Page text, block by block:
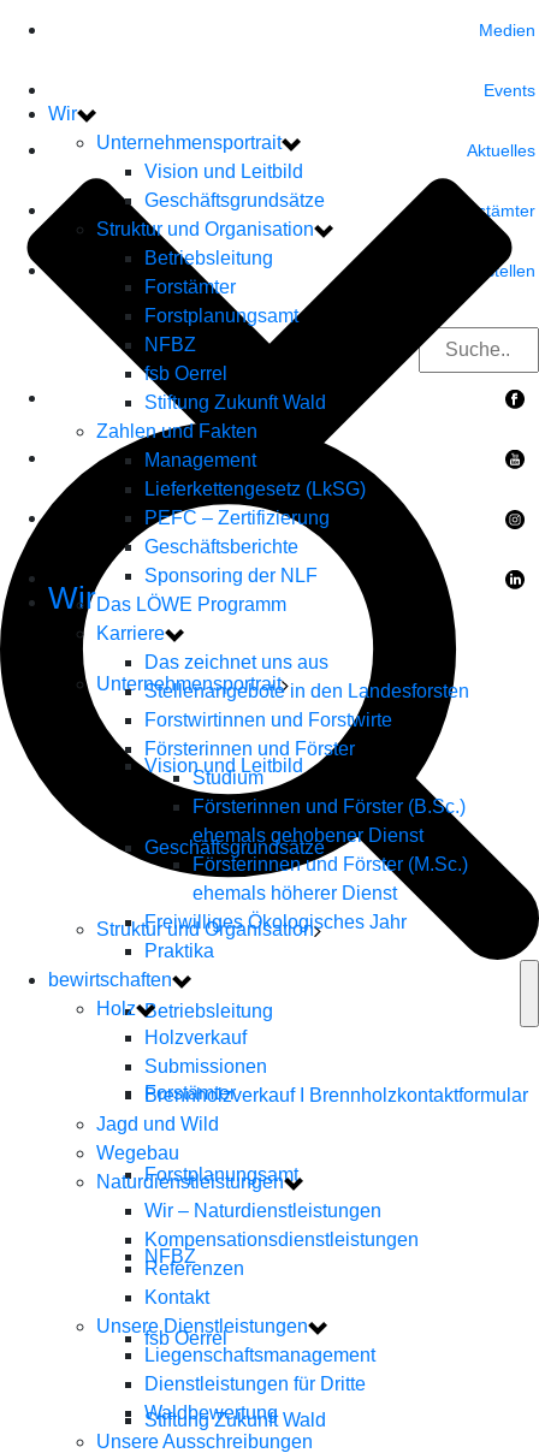
Medien
Events
Aktuelles
Forstämter
Servicestellen
Wir
Unternehmensportrait
Vision und Leitbild
Geschäftsgrundsätze
Struktur und Organisation
Betriebsleitung
Forstämter
Forstplanungsamt
NFBZ
fsb Oerrel
Stiftung Zukunft Wald
Wir
Unternehmensportrait
Vision und Leitbild
Geschäftsgrundsätze
Struktur und Organisation
Betriebsleitung
Forstämter
Forstplanungsamt
NFBZ
fsb Oerrel
Stiftung Zukunft Wald
Zahlen und Fakten
Management
Lieferkettengesetz (LkSG)
PEFC – Zertifizierung
Geschäftsberichte
Sponsoring der NLF
Das LÖWE Programm
Karriere
Das zeichnet uns aus
Stellenangebote in den Landesforsten
Forstwirtinnen und Forstwirte
Försterinnen und Förster
Studium
Försterinnen und Förster (B.Sc.)
ehemals gehobener Dienst
Försterinnen und Förster (M.Sc.)
ehemals höherer Dienst
Freiwilliges Ökologisches Jahr
Praktika
bewirtschaften
Holz
Holzverkauf
Submissionen
Brennholzverkauf I Brennholzkontaktformular
Jagd und Wild
Wegebau
Naturdienstleistungen
Wir – Naturdienstleistungen
Kompensationsdienstleistungen
Referenzen
Kontakt
Unsere Dienstleistungen
Liegenschaftsmanagement
Dienstleistungen für Dritte
Waldbewertung
Unsere Ausschreibungen